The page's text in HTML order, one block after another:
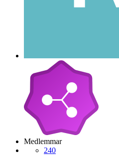
Medlemmar
240